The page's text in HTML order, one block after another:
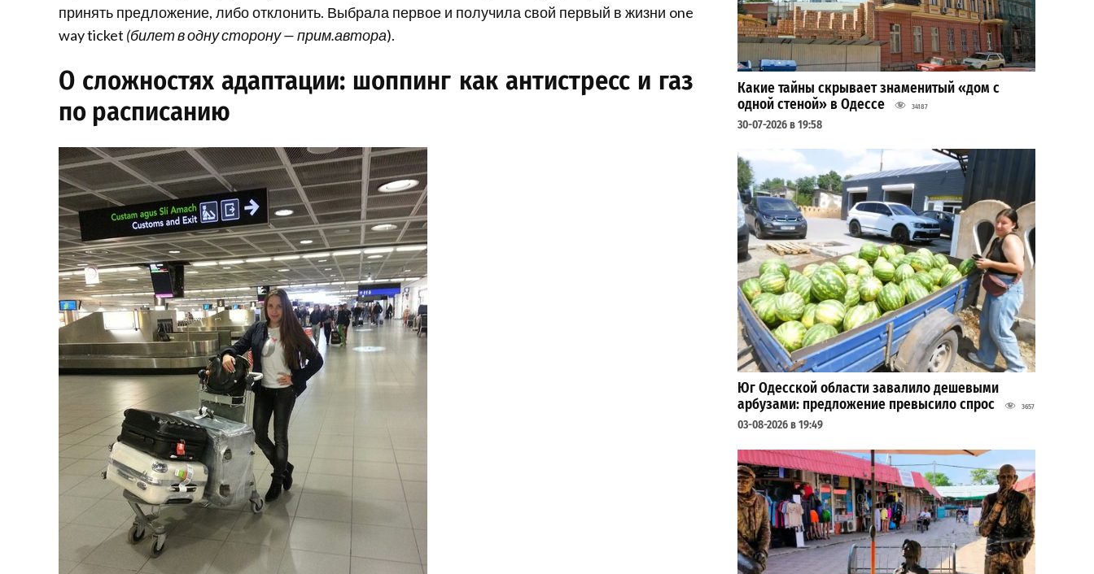
принять предложение, либо отклонить. Выбрала первое и получила свой первый в жизни one
way ticket (билет в одну сторону — прим.автора).
О сложностях адаптации: шоппинг как антистресс и газ
по расписанию
Какие тайны скрывает знаменитый «дом с
одной стеной» в Одессе
34187
30-07-2026 в 19:58
Юг Одесской области завалило дешевыми
арбузами: предложение превысило спрос
3657
03-08-2026 в 19:49